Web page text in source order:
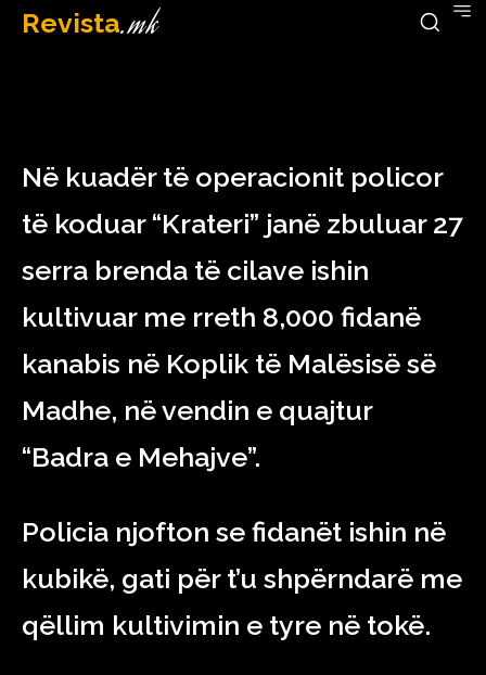
Revista.mk
March 29, 2023
Në kuadër të operacionit policor
të koduar “Krateri” janë zbuluar 27
serra brenda të cilave ishin
kultivuar me rreth 8,000 fidanë
kanabis në Koplik të Malësisë së
Madhe, në vendin e quajtur
“Badra e Mehajve”.
Policia njofton se fidanët ishin në
kubikë, gati për t’u shpërndarë me
qëllim kultivimin e tyre në tokë.